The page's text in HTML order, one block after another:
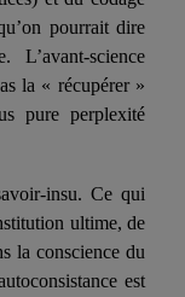
pourrait dire
science
la « récupérer »
pure perplexité
insu. Ce qui
ultime, de
la conscience du
est